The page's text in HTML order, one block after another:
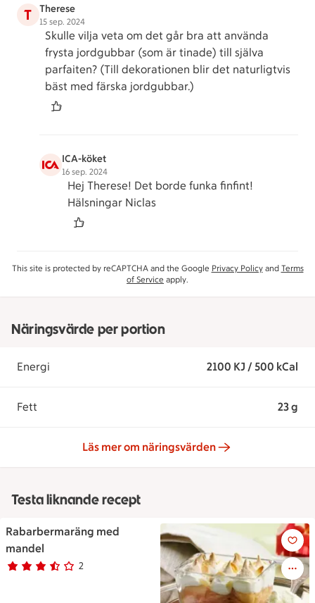
T Therese
15 sep. 2024
Skulle vilja veta om det går bra att använda
frysta jordgubbar (som är tinade) till själva
parfaiten? (Till dekorationen blir det naturligtvis
bäst med färska jordgubbar.)
ICA-köket
16 sep. 2024
Hej Therese! Det borde funka finfint!
Hälsningar Niclas
This site is protected by reCAPTCHA and the Google Privacy Policyand Terms
of Service apply.
Näringsvärde per portion
Energi 2100 KJ / 500 kCal
Fett 23 g
Läs mer om näringsvärden
Testa liknande recept
Rabarbermaräng med
mandel
Betyg 3.5 av 5. 2
2 personer har röstat
Rabarbermaräng med